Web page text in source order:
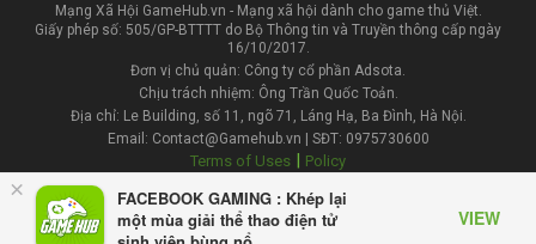
×
FACEBOOK GAMING : Khép lại
một mùa giải thể thao điện tử
VIEW
Mạng Xã Hội GameHub.vn - Mạng xã hội dành cho game thủ Việt.
Giấy phép số: 505/GP-BTTTT do Bộ Thông tin và Truyền thông cấp ngày
16/10/2017.
Đơn vị chủ quản: Công ty cổ phần Adsota.
Chịu trách nhiệm: Ông Trần Quốc Toản.
Địa chỉ: Le Building, số 11, ngõ 71, Láng Hạ, Ba Đình, Hà Nội.
Email: Contact@Gamehub.vn | SĐT: 0975730600
Terms of Uses | Policy
Liên hệ đăng bài